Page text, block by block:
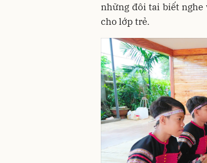
những đôi tai biết
cho lớp trẻ.